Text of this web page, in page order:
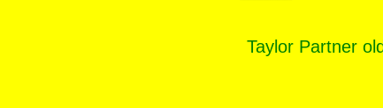
Taylor Partner